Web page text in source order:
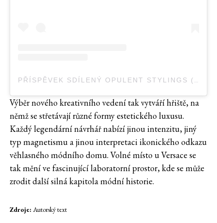
PŘÍSPĚVEK SDÍLENÝ OPULENT STYLINGS (@OPULENTSTYLINGS)
Výběr nového kreativního vedení tak vytváří hřiště, na
němž se střetávají různé formy estetického luxusu.
Každý legendární návrhář nabízí jinou intenzitu, jiný
typ magnetismu a jinou interpretaci ikonického odkazu
věhlasného módního domu. Volné místo u Versace se
tak mění ve fascinující laboratorní prostor, kde se může
zrodit další silná kapitola módní historie.
Zdroje: Autorský text